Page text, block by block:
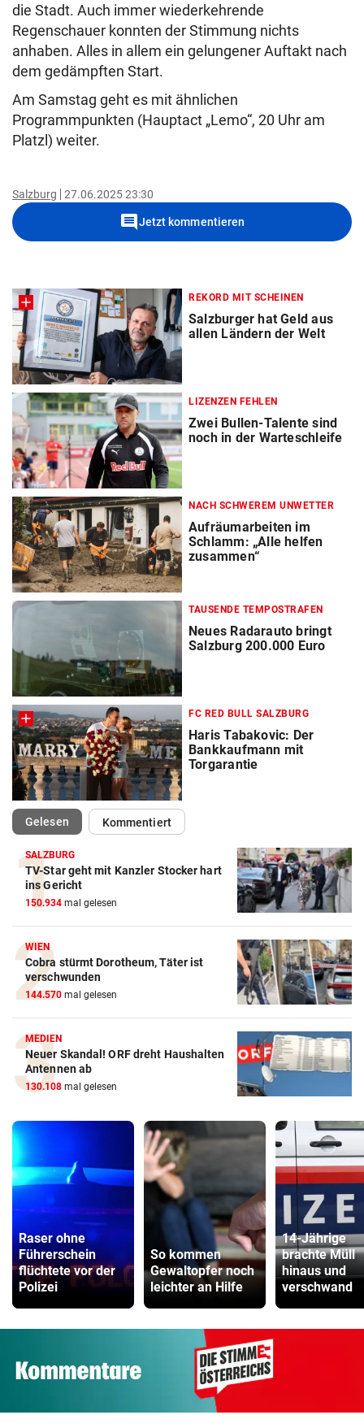
die Stadt. Auch immer wiederkehrende
Regenschauer konnten der Stimmung nichts
anhaben. Alles in allem ein gelungener Auftakt nach
dem gedämpften Start.
Am Samstag geht es mit ähnlichen
Programmpunkten (Hauptact „Lemo“, 20 Uhr am
Platzl) weiter.
Salzburg 27.06.2025 23:30
commentJetzt kommentieren
REKORD MIT SCHEINEN
Salzburger hat Geld aus
allen Ländern der Welt
LIZENZEN FEHLEN
Zwei Bullen-Talente sind
noch in der Warteschleife
NACH SCHWEREM UNWETTER
Aufräumarbeiten im
Schlamm: „Alle helfen
zusammen“
TAUSENDE TEMPOSTRAFEN
Neues Radarauto bringt
Salzburg 200.000 Euro
FC RED BULL SALZBURG
Haris Tabakovic: Der
Bankkaufmann mit
Torgarantie
Gelesen(ausgewählt)Kommentiert
SALZBURG
TV-Star geht mit Kanzler Stocker hart
ins Gericht
150.934 mal gelesen
WIEN
Cobra stürmt Dorotheum, Täter ist
verschwunden
144.570 mal gelesen
MEDIEN
Neuer Skandal! ORF dreht Haushalten
Antennen ab
130.108 mal gelesen
Raser ohne
Führerschein
flüchtete vor der
Polizei
So kommen
Gewaltopfer noch
leichter an Hilfe
14-Jährige
brachte Müll
hinaus und
verschwand